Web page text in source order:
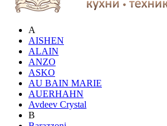
A
AISHEN
ALAIN
ANZO
ASKO
AU BAIN MARIE
AUERHAHN
Avdeev Crystal
B